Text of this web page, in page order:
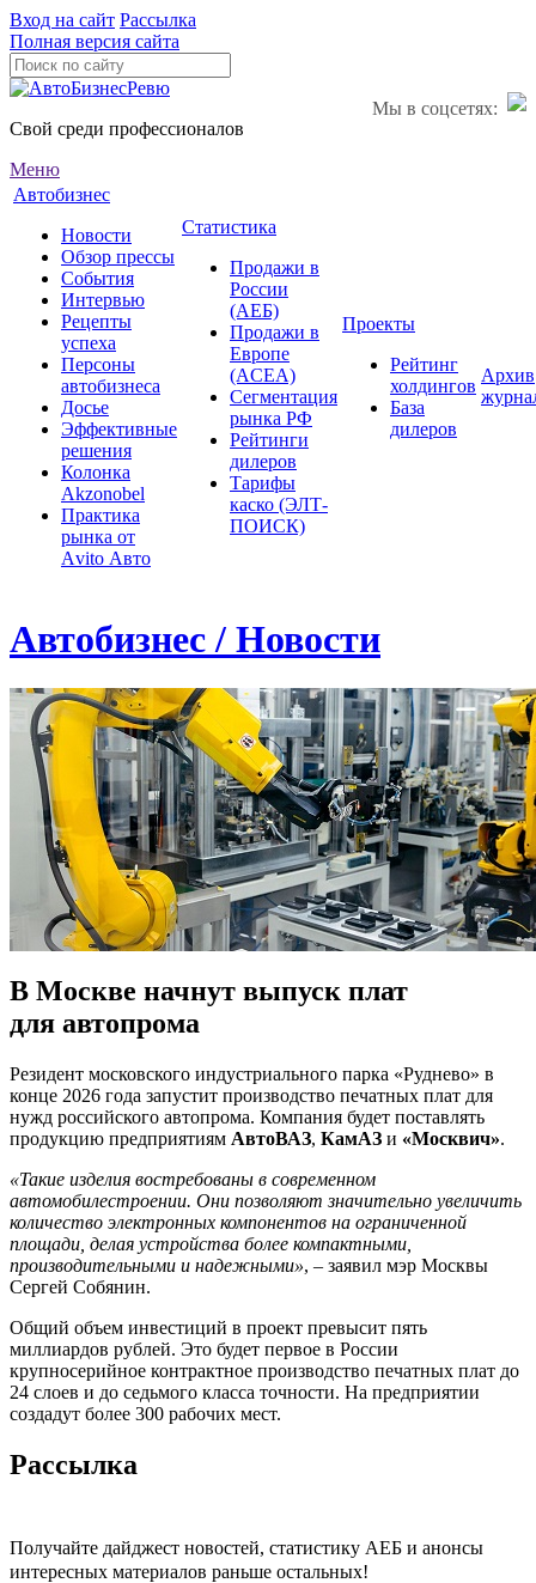
Вход на сайт Рассылка
Полная версия сайта
Мы в соцсетях:
Свой среди профессионалов
Меню
Автобизнес
Новости
Обзор прессы
События
Интервью
Рецепты
успеха
Персоны
автобизнеса
Досье
Эффективные
решения
Колонка
Akzonobel
Практика
рынка от
Аvito Авто
Статистика
Продажи в
России
(АЕБ)
Продажи в
Европе
(ACEA)
Сегментация
рынка РФ
Рейтинги
дилеров
Тарифы
каско (ЭЛТ-
ПОИСК)
Проекты
Рейтинг
холдингов
База
дилеров
Архив
Автобизнес / Новости
В Москве начнут выпуск плат
для автопрома
Резидент московского индустриального парка «Руднево» в
конце 2026 года запустит производство печатных плат для
нужд российского автопрома. Компания будет поставлять
продукцию предприятиям АвтоВАЗ, КамАЗ и «Москвич».
«Такие изделия востребованы в современном
автомобилестроении. Они позволяют значительно увеличить
количество электронных компонентов на ограниченной
площади, делая устройства более компактными,
производительными и надежными», – заявил мэр Москвы
Сергей Собянин.
Общий объем инвестиций в проект превысит пять
миллиардов рублей. Это будет первое в России
крупносерийное контрактное производство печатных плат до
24 слоев и до седьмого класса точности. На предприятии
создадут более 300 рабочих мест.
Рассылка
Получайте дайджест новостей, статистику АЕБ и анонсы
интересных материалов раньше остальных!